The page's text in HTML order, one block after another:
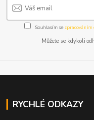
Souhlasím se zpracováním
Můžete se kdykoli
RYCHLÉ ODKAZY